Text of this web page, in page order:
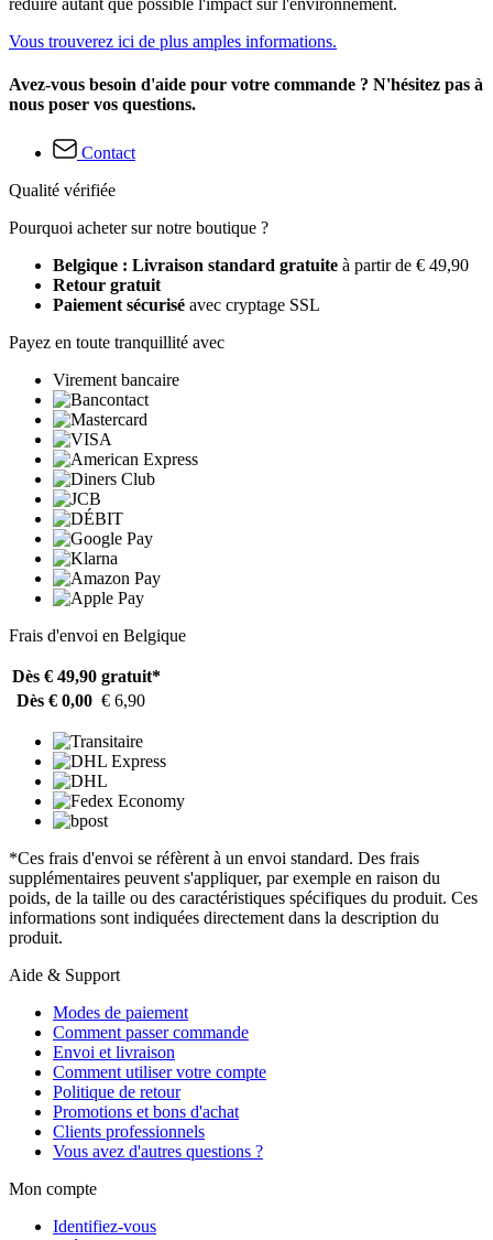
réduire autant que possible l'impact sur l'environnement.
Vous trouverez ici de plus amples informations.
Avez-vous besoin d'aide pour votre commande ? N'hésitez pas à
nous poser vos questions.
Contact
Qualité vérifiée
Pourquoi acheter sur notre boutique ?
Belgique : Livraison standard gratuite à partir de € 49,90
Retour gratuit
Paiement sécurisé avec cryptage SSL
Payez en toute tranquillité avec
Virement bancaire
Frais d'envoi en Belgique
Dès € 49,90 gratuit*
Dès € 0,00 € 6,90
*Ces frais d'envoi se réfèrent à un envoi standard. Des frais
supplémentaires peuvent s'appliquer, par exemple en raison du
poids, de la taille ou des caractéristiques spécifiques du produit. Ces
informations sont indiquées directement dans la description du
produit.
Aide & Support
Modes de paiement
Comment passer commande
Envoi et livraison
Comment utiliser votre compte
Politique de retour
Promotions et bons d'achat
Clients professionnels
Vous avez d'autres questions ?
Mon compte
Identifiez-vous